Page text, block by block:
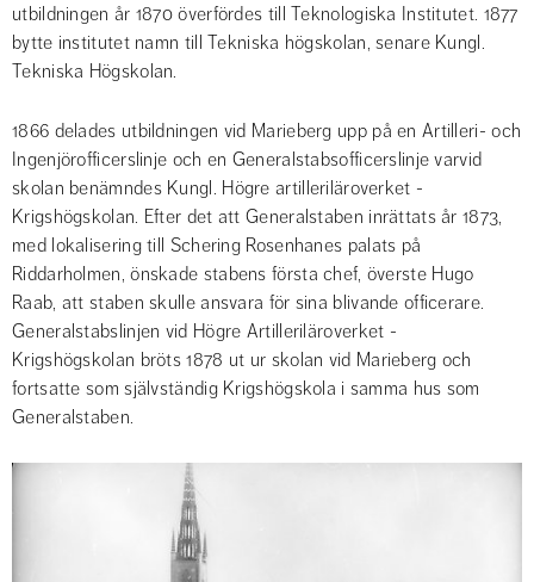
utbildningen år 1870 överfördes till Teknologiska Institutet. 1877
bytte institutet namn till Tekniska högskolan, senare Kungl.
Tekniska Högskolan.
1866 delades utbildningen vid Marieberg upp på en Artilleri- och
Ingenjörofficerslinje och en Generalstabsofficerslinje varvid
skolan benämndes Kungl. Högre artilleriläroverket -
Krigshögskolan. Efter det att Generalstaben inrättats år 1873,
med lokalisering till Schering Rosenhanes palats på
Riddarholmen, önskade stabens första chef, överste Hugo
Raab, att staben skulle ansvara för sina blivande officerare.
Generalstabslinjen vid Högre Artilleriläroverket -
Krigshögskolan bröts 1878 ut ur skolan vid Marieberg och
fortsatte som självständig Krigshögskola i samma hus som
Generalstaben.